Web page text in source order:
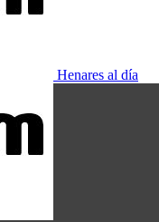
Henares al día